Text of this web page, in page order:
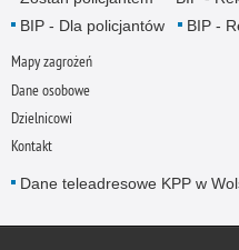
BIP - Dla policjantów
BIP -
Mapy zagrożeń
Dane osobowe
Dzielnicowi
Kontakt
Dane teleadresowe KPP w